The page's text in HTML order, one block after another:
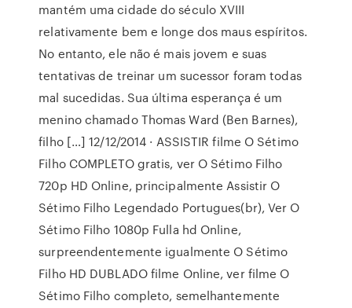
mantém uma cidade do século XVIII
relativamente bem e longe dos maus espíritos.
No entanto, ele não é mais jovem e suas
tentativas de treinar um sucessor foram todas
mal sucedidas. Sua última esperança é um
menino chamado Thomas Ward (Ben Barnes),
filho […] 12/12/2014 · ASSISTIR filme O Sétimo
Filho COMPLETO gratis, ver O Sétimo Filho
720p HD Online, principalmente Assistir O
Sétimo Filho Legendado Portugues(br), Ver O
Sétimo Filho 1080p Fulla hd Online,
surpreendentemente igualmente O Sétimo
Filho HD DUBLADO filme Online, ver filme O
Sétimo Filho completo, semelhantemente